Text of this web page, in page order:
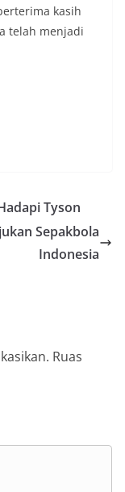
kasih
telah menjadi
Tyson
Sepakbola
Indonesia
Ruas